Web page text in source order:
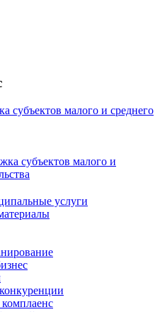
субъектов малого и среднего
субъектов малого и
услуги